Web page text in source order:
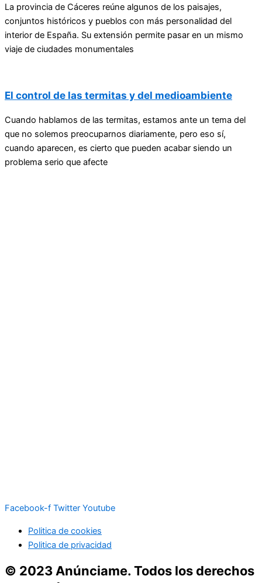
La provincia de Cáceres reúne algunos de los paisajes,
conjuntos históricos y pueblos con más personalidad del
interior de España. Su extensión permite pasar en un mismo
viaje de ciudades monumentales
El control de las termitas y del medioambiente
Cuando hablamos de las termitas, estamos ante un tema del
que no solemos preocuparnos diariamente, pero eso sí,
cuando aparecen, es cierto que pueden acabar siendo un
problema serio que afecte
Facebook-f Twitter Youtube
Politica de cookies
Politica de privacidad
© 2023 Anúnciame. Todos los derechos